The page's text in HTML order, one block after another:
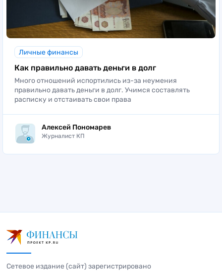
Личные финансы
Как правильно давать деньги в долг
Много отношений испортились из-за неумения
правильно давать деньги в долг. Учимся составлять
расписку и отстаивать свои права
Алексей Пономарев
Журналист КП
Сетевое издание (сайт) зарегистрировано